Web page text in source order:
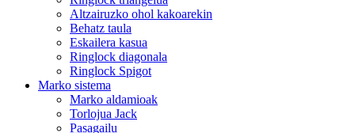
Altzairuzko ohol kakoarekin
Behatz taula
Eskailera kasua
Ringlock diagonala
Ringlock Spigot
Marko sistema
Marko aldamioak
Torlojua Jack
Pasagailu